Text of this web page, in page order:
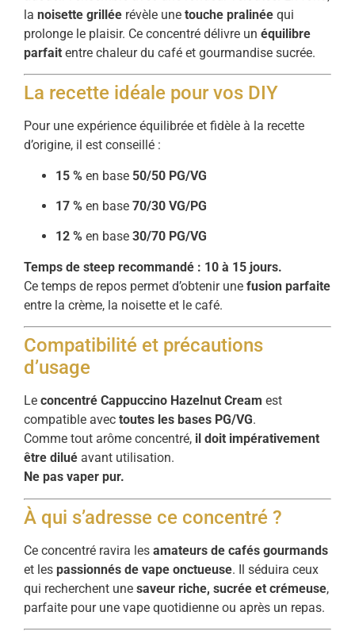
la noisette grillée révèle une touche pralinée qui
prolonge le plaisir. Ce concentré délivre un équilibre
parfait entre chaleur du café et gourmandise sucrée.
La recette idéale pour vos DIY
Pour une expérience équilibrée et fidèle à la recette
d’origine, il est conseillé :
15 % en base 50/50 PG/VG
17 % en base 70/30 VG/PG
12 % en base 30/70 PG/VG
Temps de steep recommandé : 10 à 15 jours.
Ce temps de repos permet d’obtenir une fusion parfaite
entre la crème, la noisette et le café.
Compatibilité et précautions
d’usage
Le concentré Cappuccino Hazelnut Cream est
compatible avec toutes les bases PG/VG.
Comme tout arôme concentré, il doit impérativement
être dilué avant utilisation.
Ne pas vaper pur.
À qui s’adresse ce concentré ?
Ce concentré ravira les amateurs de cafés gourmands
et les passionnés de vape onctueuse. Il séduira ceux
qui recherchent une saveur riche, sucrée et crémeuse,
parfaite pour une vape quotidienne ou après un repas.